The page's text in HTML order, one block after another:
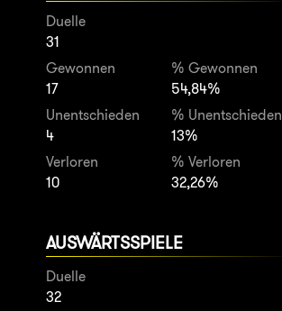
Duelle
31
Gewonnen
17
% Gewonnen
54,84%
Unentschieden
4
% Unentschieden
13%
Verloren
10
% Verloren
32,26%
AUSWÄRTSSPIELE
Duelle
32